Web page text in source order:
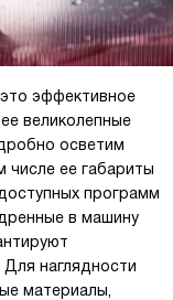
машина стала
уверенностью могу
которые я
эффективное
великолепные
осветим
ее габариты
программ
в машину
наглядности
материалы,